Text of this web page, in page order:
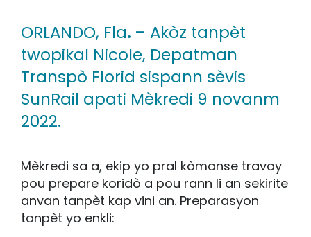
ORLANDO, Fla. – Akòz tanpèt
twopikal Nicole, Depatman
Transpò Florid sispann sèvis
SunRail apati Mèkredi 9 novanm
2022.
Mèkredi sa a, ekip yo pral kòmanse travay
pou prepare koridò a pou rann li an sekirite
anvan tanpèt kap vini an. Preparasyon
tanpèt yo enkli: